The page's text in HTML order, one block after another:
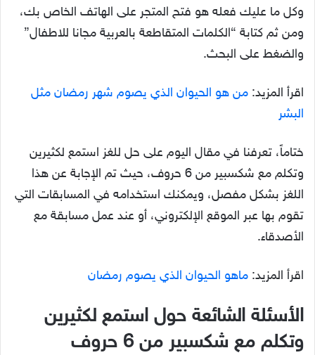
وكل ما عليك فعله هو فتح المتجر على الهاتف الخاص بك،
ومن ثم كتابة “الكلمات المتقاطعة بالعربية مجانا للاطفال”
والضغط على البحث.
اقرأ المزيد: من هو الحيوان الذي يصوم شهر رمضان مثل
البشر
ختاماً، تعرفنا في مقال اليوم على حل للغز استمع لكثيرين
وتكلم مع شكسبير من 6 حروف، حيث تم الإجابة عن هذا
اللغز بشكل مفصل، ويمكنك استخدامه في المسابقات التي
تقوم بها عبر الموقع الإلكتروني، أو عند عمل مسابقة مع
الأصدقاء.
اقرأ المزيد: ماهو الحيوان الذي يصوم رمضان
الأسئلة الشائعة حول استمع لكثيرين
وتكلم مع شكسبير من 6 حروف